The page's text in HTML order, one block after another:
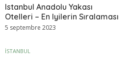
Istanbul Anadolu Yakası
Otelleri – En Iyilerin Sıralaması
5 septembre 2023
İSTANBUL